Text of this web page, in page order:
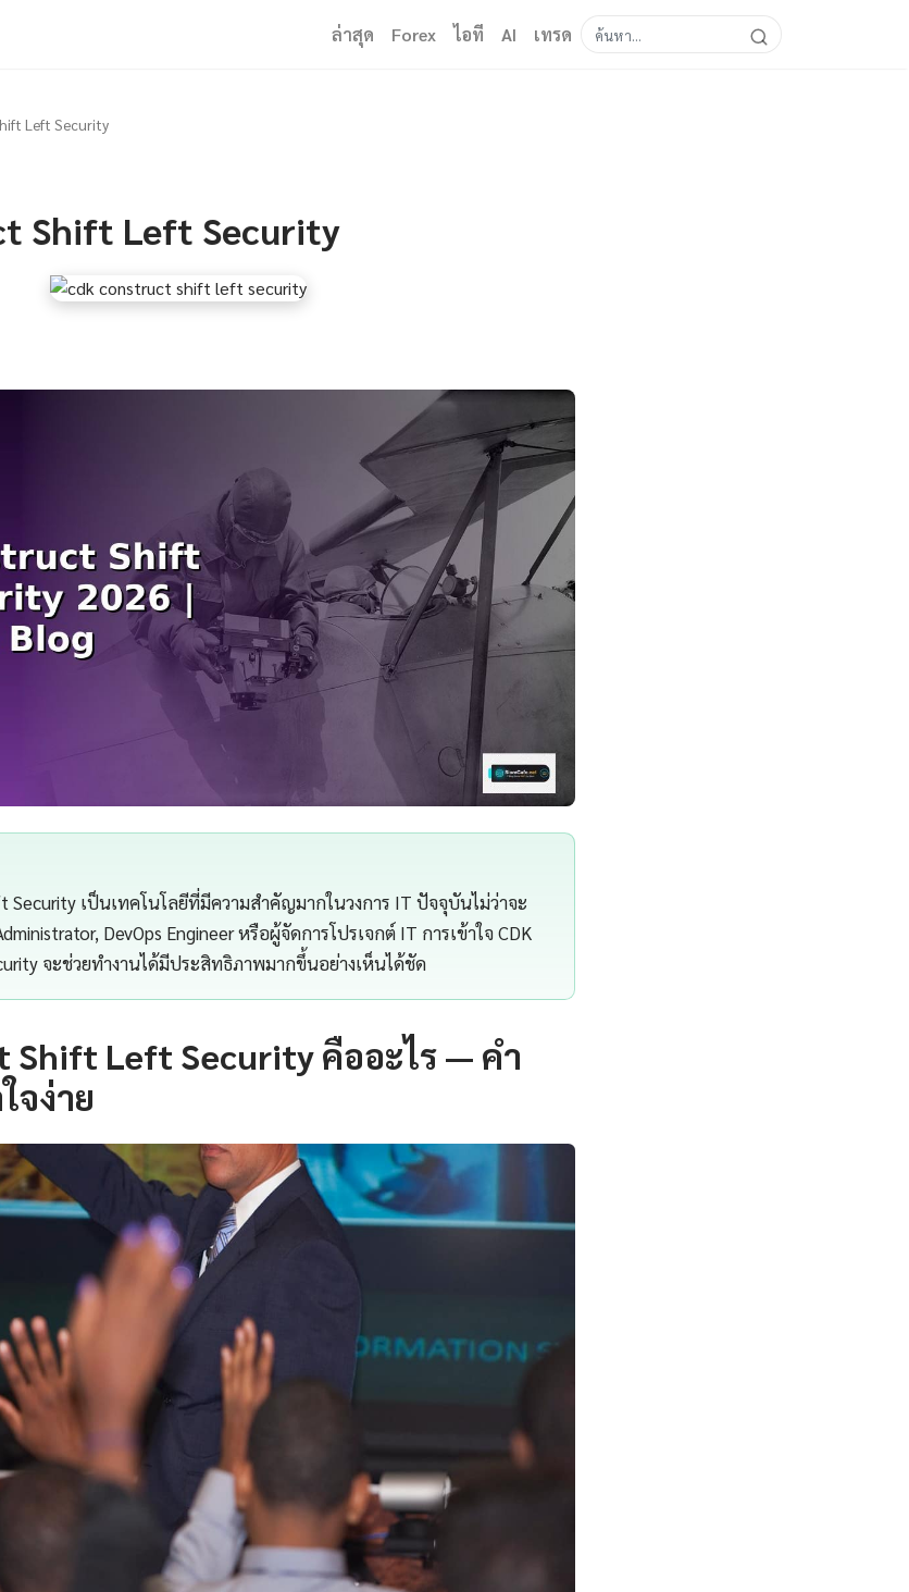
ล่าสุด Forex ไอที AI เทรด
Left Security
Shift Left Security
Security เป็นเทคโนโลยีที่มีความสำคัญมากในวงการ IT ปัจจุบันไม่ว่าจะ
DevOps Engineer หรือผู้จัดการโปรเจกต์ IT การเข้าใจ CDK
จะช่วยทำงานได้มีประสิทธิภาพมากขึ้นอย่างเห็นได้ชัด
Shift Left Security คืออะไร — คำ
จง่าย